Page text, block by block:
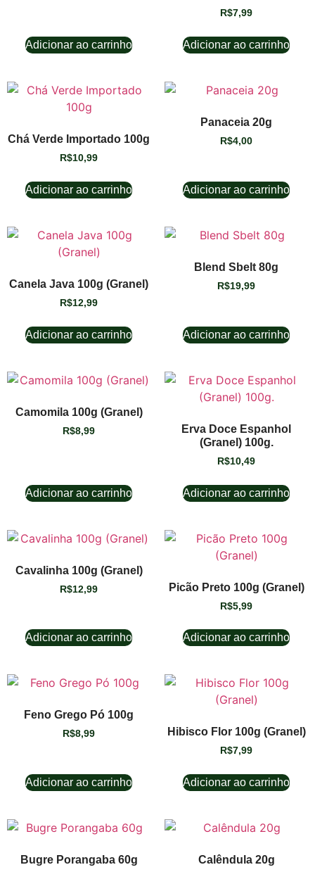
Adicionar ao carrinho
R$7,99
Adicionar ao carrinho
Chá Verde Importado 100g
R$10,99
Adicionar ao carrinho
Panaceia 20g
R$4,00
Adicionar ao carrinho
Canela Java 100g (Granel)
R$12,99
Adicionar ao carrinho
Blend Sbelt 80g
R$19,99
Adicionar ao carrinho
Camomila 100g (Granel)
R$8,99
Adicionar ao carrinho
Erva Doce Espanhol
(Granel) 100g.
R$10,49
Adicionar ao carrinho
Cavalinha 100g (Granel)
R$12,99
Adicionar ao carrinho
Picão Preto 100g (Granel)
R$5,99
Adicionar ao carrinho
Feno Grego Pó 100g
R$8,99
Adicionar ao carrinho
Hibisco Flor 100g (Granel)
R$7,99
Adicionar ao carrinho
Bugre Porangaba 60g Calêndula 20g